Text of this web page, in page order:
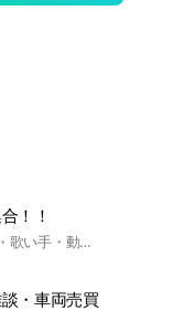
！！
はいさい！！ 配信者・絵師・歌い手・動画投稿者・などなど、ネットで活動している沖縄住み、出身の活動者さん一緒に語りませんか！？ 活動予定の方やリスナーさん、沖縄好きな県外住みの方もどうぞ！ 沖縄住みの活動者さん少ないので、 ぜひゆんたくーの場にしましょう！ #沖縄 #うちなーんちゅ #活動者 #配信者 #歌い手 #新人歌い手 #絵師 #動画師 #MIX師
・車両売買